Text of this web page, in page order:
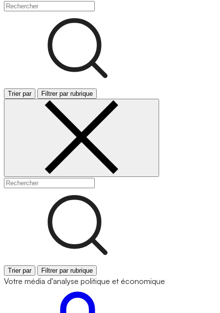
Trier par Filtrer par rubrique
Trier par Filtrer par rubrique
Votre média d'analyse politique et économique